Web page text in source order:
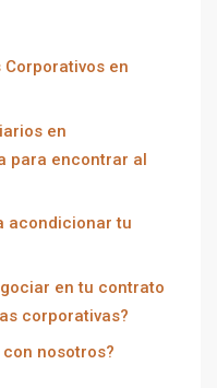
en
en
para encontrar al
acondicionar tu
en tu contrato
corporativas?
nosotros?